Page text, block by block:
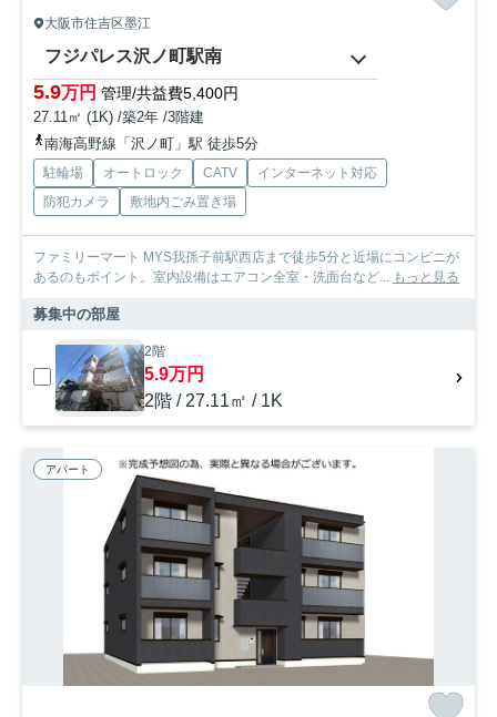
大阪市住吉区墨江
フジパレス沢ノ町駅南
5.9万円 管理/共益費5,400円
27.11㎡ (1K) /築2年 /3階建
南海高野線「沢ノ町」駅 徒歩5分
駐輪場 オートロック CATV
インターネット対応
防犯カメラ
敷地内ごみ置き場
ファミリーマート MYS我孫子前駅西店まで徒歩5分と近場にコンビニが
あるのもポイント。室内設備はエアコン全室・洗面台など... もっと見る
募集中の部屋
2階
5.9万円
2階 / 27.11㎡ / 1K
アパート